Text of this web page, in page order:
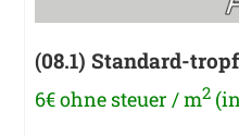
(08.1) Standard-
6€ ohne steuer / m2